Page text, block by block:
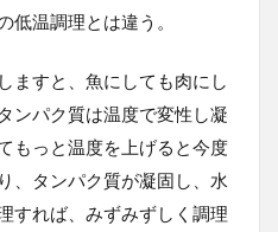
低温調理とは違う。
ますと、魚にしても肉にし
ンパク質は温度で変性し凝
もっと温度を上げると今度
、タンパク質が凝固し、水
すれば、みずみずしく調理